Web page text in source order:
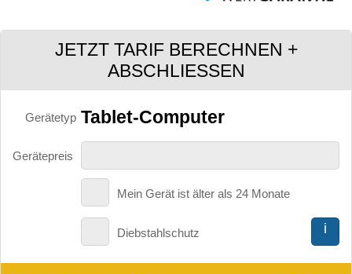
JETZT TARIF BERECHNEN +
ABSCHLIESSEN
Gerätetyp Tablet-Computer
Gerätepreis
Mein Gerät ist älter als 24 Monate
i
Diebstahlschutz